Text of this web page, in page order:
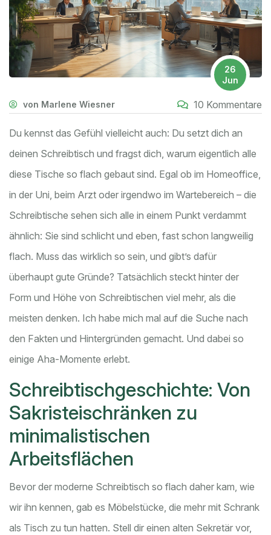
26
Jun
von Marlene Wiesner 10 Kommentare
Du kennst das Gefühl vielleicht auch: Du setzt dich an
deinen Schreibtisch und fragst dich, warum eigentlich alle
diese Tische so flach gebaut sind. Egal ob im Homeoffice,
in der Uni, beim Arzt oder irgendwo im Wartebereich – die
Schreibtische sehen sich alle in einem Punkt verdammt
ähnlich: Sie sind schlicht und eben, fast schon langweilig
flach. Muss das wirklich so sein, und gibt’s dafür
überhaupt gute Gründe? Tatsächlich steckt hinter der
Form und Höhe von Schreibtischen viel mehr, als die
meisten denken. Ich habe mich mal auf die Suche nach
den Fakten und Hintergründen gemacht. Und dabei so
einige Aha-Momente erlebt.
Schreibtischgeschichte: Von
Sakristeischränken zu
minimalistischen
Arbeitsflächen
Bevor der moderne Schreibtisch so flach daher kam, wie
wir ihn kennen, gab es Möbelstücke, die mehr mit Schrank
als Tisch zu tun hatten. Stell dir einen alten Sekretär vor,